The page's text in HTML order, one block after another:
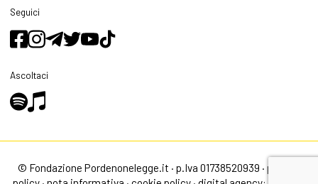
Seguici
Ascoltaci
© Fondazione Pordenonelegge.it · p.Iva 01738520939 · privacy